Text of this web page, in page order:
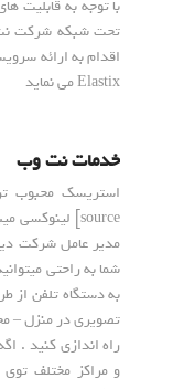
با توجه به قابلیت
تحت شبکه شرکت نت
Elastix می نماید
خدمات نت وب
شما به راحتی
تصویری در منزل –
راه اندازی کنید .
و مراکز مختلف